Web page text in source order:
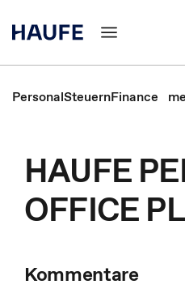
PersonalSteuernFinance
HAUFE
OFFICE
Kommentare